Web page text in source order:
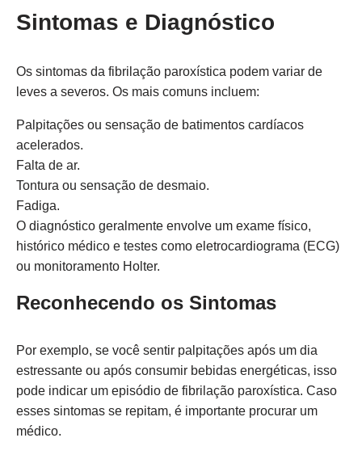
Sintomas e Diagnóstico
Os sintomas da fibrilação paroxística podem variar de
leves a severos. Os mais comuns incluem:
Palpitações ou sensação de batimentos cardíacos
acelerados.
Falta de ar.
Tontura ou sensação de desmaio.
Fadiga.
O diagnóstico geralmente envolve um exame físico,
histórico médico e testes como eletrocardiograma (ECG)
ou monitoramento Holter.
Reconhecendo os Sintomas
Por exemplo, se você sentir palpitações após um dia
estressante ou após consumir bebidas energéticas, isso
pode indicar um episódio de fibrilação paroxística. Caso
esses sintomas se repitam, é importante procurar um
médico.